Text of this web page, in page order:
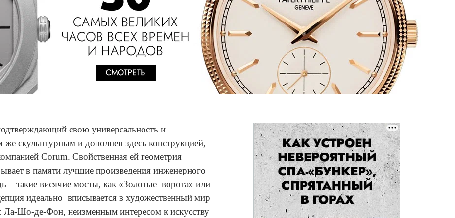
свою универсальность и
же скульптурным и дополнен здесь конструкцией,
Corum. Свойственная ей геометрия
в памяти лучшие произведения инженерного
– такие висячие мосты, как «Золотые ворота» или
идеально вписывается в художественный мир
Ла-Шо-де-Фон, неизменным интересом к искусству